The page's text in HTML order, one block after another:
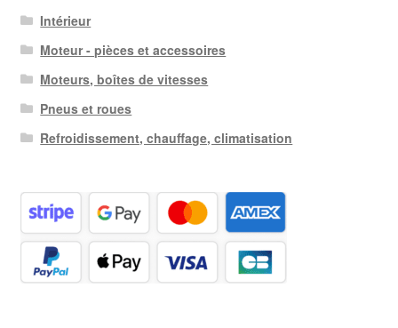
Intérieur
Moteur - pièces et accessoires
Moteurs, boîtes de vitesses
Pneus et roues
Refroidissement, chauffage, climatisation